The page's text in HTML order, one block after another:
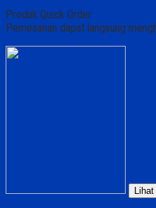
Produk Quick Order
Pemesanan dapat langsung